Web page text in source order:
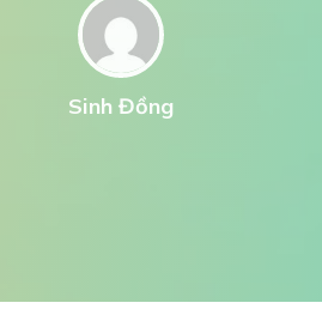
Sinh Đồng